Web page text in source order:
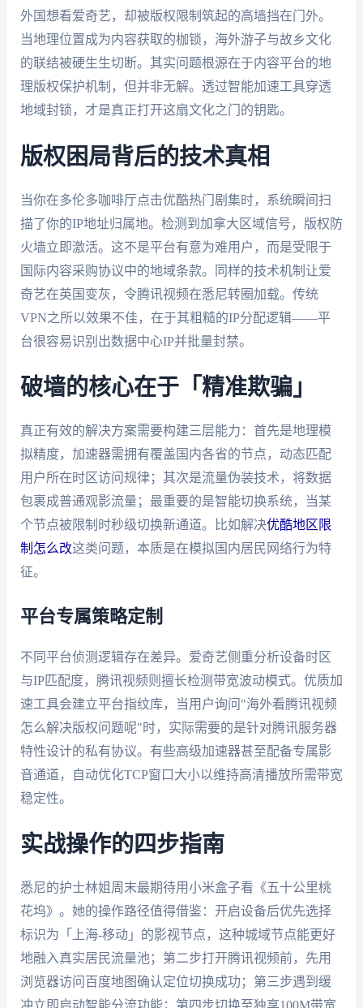
外国想看爱奇艺，却被版权限制筑起的高墙挡在门外。
当地理位置成为内容获取的枷锁，海外游子与故乡文化
的联结被硬生生切断。其实问题根源在于内容平台的地
理版权保护机制，但并非无解。透过智能加速工具穿透
地域封锁，才是真正打开这扇文化之门的钥匙。
版权困局背后的技术真相
当你在多伦多咖啡厅点击优酷热门剧集时，系统瞬间扫
描了你的IP地址归属地。检测到加拿大区域信号，版权防
火墙立即激活。这不是平台有意为难用户，而是受限于
国际内容采购协议中的地域条款。同样的技术机制让爱
奇艺在英国变灰，令腾讯视频在悉尼转圈加载。传统
VPN之所以效果不佳，在于其粗糙的IP分配逻辑——平
台很容易识别出数据中心IP并批量封禁。
破墙的核心在于「精准欺骗」
真正有效的解决方案需要构建三层能力：首先是地理模
拟精度，加速器需拥有覆盖国内各省的节点，动态匹配
用户所在时区访问规律；其次是流量伪装技术，将数据
包裹成普通观影流量；最重要的是智能切换系统，当某
个节点被限制时秒级切换新通道。比如解决优酷地区限
制怎么改这类问题，本质是在模拟国内居民网络行为特
征。
平台专属策略定制
不同平台侦测逻辑存在差异。爱奇艺侧重分析设备时区
与IP匹配度，腾讯视频则擅长检测带宽波动模式。优质加
速工具会建立平台指纹库，当用户询问"海外看腾讯视频
怎么解决版权问题呢"时，实际需要的是针对腾讯服务器
特性设计的私有协议。有些高级加速器甚至配备专属影
音通道，自动优化TCP窗口大小以维持高清播放所需带宽
稳定性。
实战操作的四步指南
悉尼的护士林姐周末最期待用小米盒子看《五十公里桃
花坞》。她的操作路径值得借鉴：开启设备后优先选择
标识为「上海-移动」的影视节点，这种城域节点能更好
地融入真实居民流量池；第二步打开腾讯视频前，先用
浏览器访问百度地图确认定位切换成功；第三步遇到缓